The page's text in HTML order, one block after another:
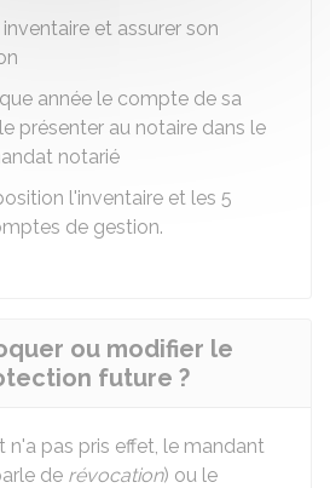
inventaire et assurer son
année le compte de sa
présenter au notaire dans le
notarié
l'inventaire et les 5
de gestion.
ou modifier le
future ?
n'a pas pris effet, le mandant
de révocation) ou le